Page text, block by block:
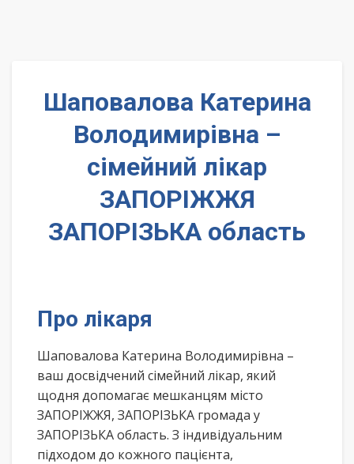
Шаповалова Катерина
Володимирівна –
сімейний лікар
ЗАПОРІЖЖЯ
ЗАПОРІЗЬКА область
Про лікаря
Шаповалова Катерина Володимирівна –
ваш досвідчений сімейний лікар, який
щодня допомагає мешканцям місто
ЗАПОРІЖЖЯ, ЗАПОРІЗЬКА громада у
ЗАПОРІЗЬКА область. З індивідуальним
підходом до кожного пацієнта,